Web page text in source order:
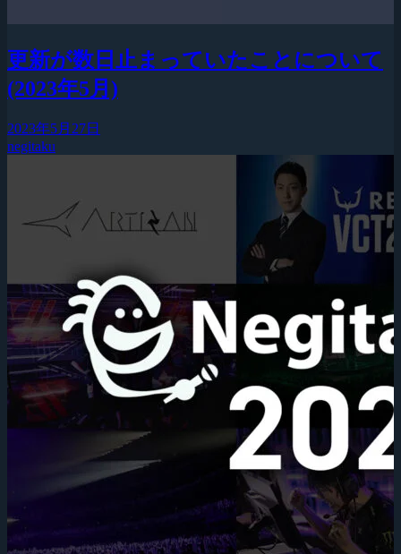
更新が数日止まっていたことについて
(2023年5月)
2023年5月27日
negitaku